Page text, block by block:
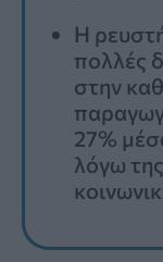
Η
πολλές
στην
27%
λόγω